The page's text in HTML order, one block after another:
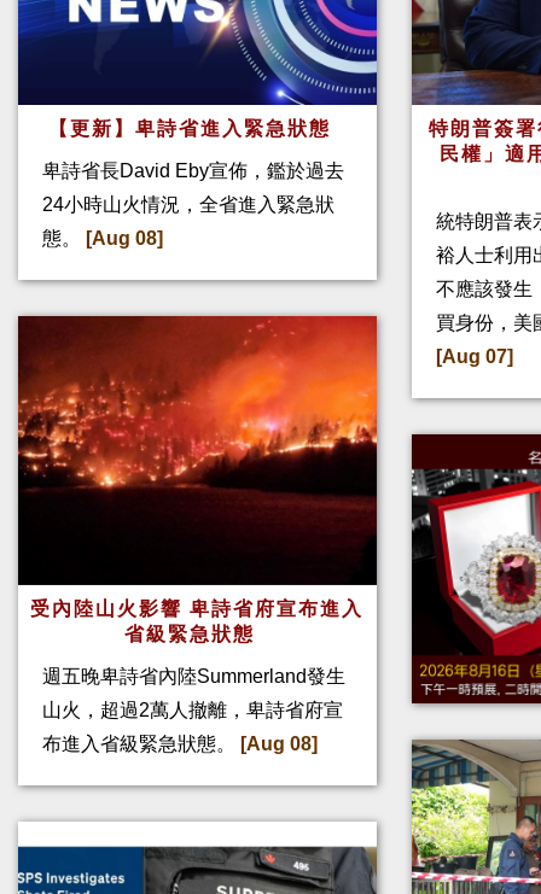
【更新】卑詩省進入緊急狀態
卑詩省長David Eby宣佈，鑑於過去
24小時山火情況，全省進入緊急狀
態。
[Aug 08]
受內陸山火影響 卑詩省府宣布進入
省級緊急狀態
週五晚卑詩省內陸Summerland發生
山火，超過2萬人撤離，卑詩省府宣
布進入省級緊急狀態。
[Aug 08]
特朗普簽
民權」適
統特朗普表
裕人士利用
不應該發生
買身份，美
[Aug 07]